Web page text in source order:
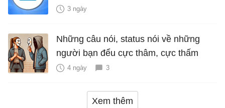
3 ngày
Những câu nói, status nói về những
người bạn đểu cực thâm, cực thấm
4 ngày 3
Xem thêm